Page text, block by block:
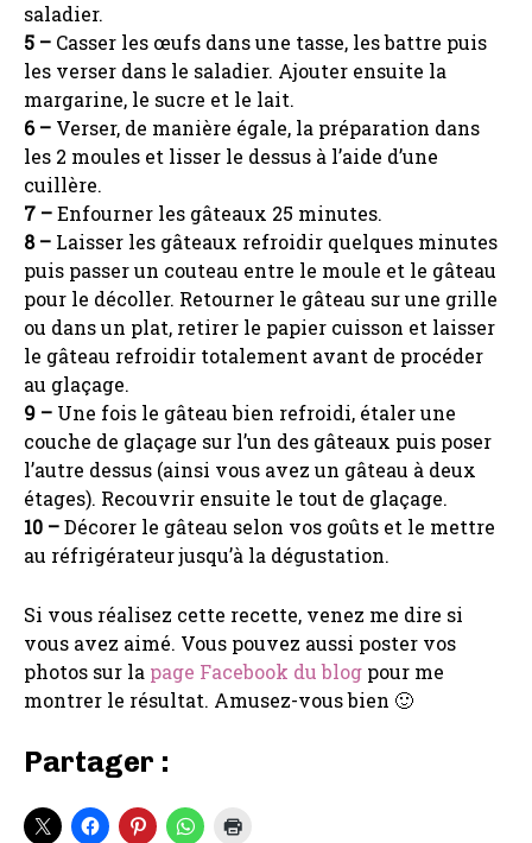
saladier.
5 – Casser les œufs dans une tasse, les battre puis
les verser dans le saladier. Ajouter ensuite la
margarine, le sucre et le lait.
6 – Verser, de manière égale, la préparation dans
les 2 moules et lisser le dessus à l’aide d’une
cuillère.
7 –Enfourner les gâteaux 25 minutes.
8 – Laisser les gâteaux refroidir quelques minutes
puis passer un couteau entre le moule et le gâteau
pour le décoller. Retourner le gâteau sur une grille
ou dans un plat, retirer le papier cuisson et laisser
le gâteau refroidir totalement avant de procéder
au glaçage.
9 – Une fois le gâteau bien refroidi, étaler une
couche de glaçage sur l’un des gâteaux puis poser
l’autre dessus (ainsi vous avez un gâteau à deux
étages). Recouvrir ensuite le tout de glaçage.
10 –Décorer le gâteau selon vos goûts et le mettre
au réfrigérateur jusqu’à la dégustation.
Si vous réalisez cette recette, venez me dire si
vous avez aimé. Vous pouvez aussi poster vos
photos sur la page Facebook du blog pour me
montrer le résultat. Amusez-vous bien 🙂
Partager :